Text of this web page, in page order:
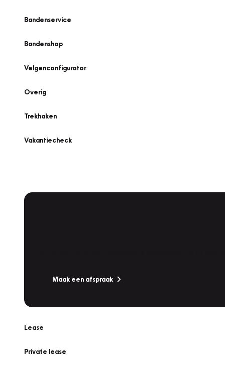
Bandenservice
Bandenshop
Velgenconfigurator
Overig
Trekhaken
Vakantiecheck
Maak een afspraak
Lease
Private lease